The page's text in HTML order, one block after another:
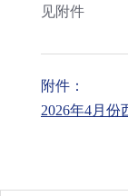
见附件
附件：
2026年4月